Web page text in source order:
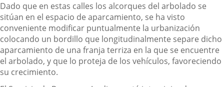
Dado que en estas calles los alcorques del arbolado se
sitúan en el espacio de aparcamiento, se ha visto
conveniente modificar puntualmente la urbanización
colocando un bordillo que longitudinalmente separe dicho
aparcamiento de una franja terriza en la que se encuentre
el arbolado, y que lo proteja de los vehículos, favoreciendo
su crecimiento.